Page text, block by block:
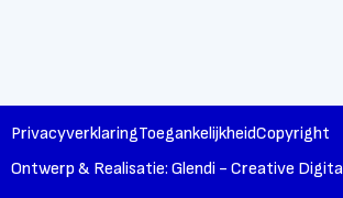
PrivacyverklaringToegankelijkheidCopyright
Ontwerp & Realisatie: Glendi - Creative